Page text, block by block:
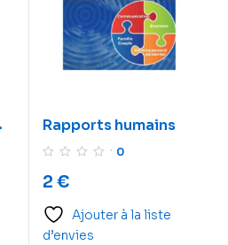
Rapports humains
0
2 €
Ajouter à la liste
d’envies